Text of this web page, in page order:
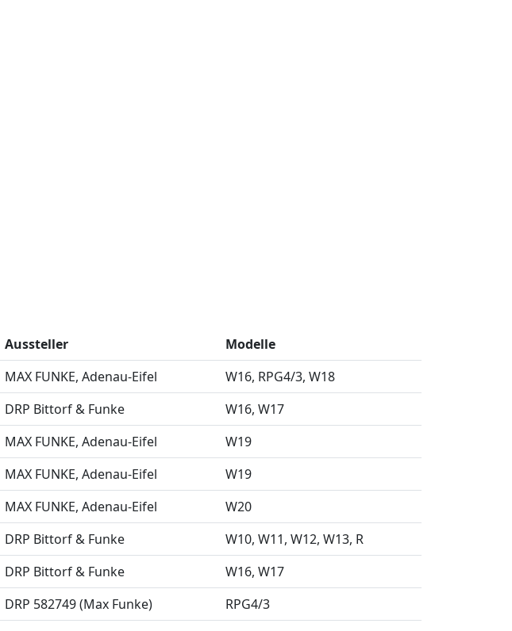
Aussteller
Modelle
MAX FUNKE, Adenau-Eifel W16 RPG4/3 W18
DRP Bittorf & Funke W16 W17
MAX FUNKE, Adenau-Eifel
W19
MAX FUNKE, Adenau-Eifel
W19
MAX FUNKE, Adenau-Eifel
W20
DRP Bittorf & Funke W10 W11 W12 W13 R
DRP Bittorf & Funke W16 W17
DRP 582749 (Max Funke)
RPG4/3